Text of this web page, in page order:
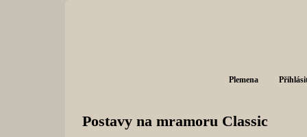
Plemena
Postavy na mramoru Classic